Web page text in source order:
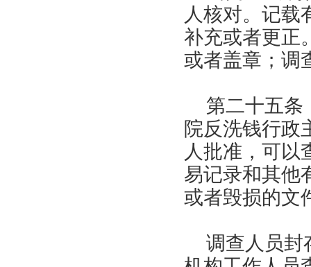
人核对。记载
补充或者更正
或者盖章；调
第二十五
院反洗钱行政
人批准，可以
易记录和其他
或者毁损的文
调查人员封